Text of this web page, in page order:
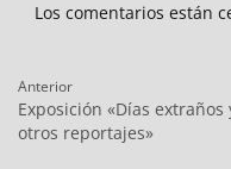
Los comentarios están
Navegación
de
entradas
Anterior
Entrada
anterior:
Exposición «Días extraños
otros reportajes»